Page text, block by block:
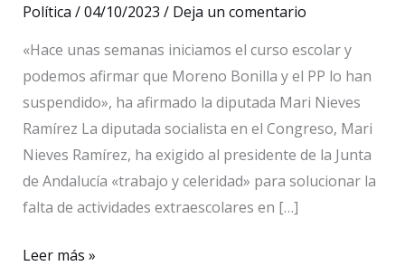
Política /04/10/2023 / Deja un comentario
«Hace unas semanas iniciamos el curso escolar y
podemos afirmar que Moreno Bonilla y el PP lo han
suspendido», ha afirmado la diputada Mari Nieves
Ramírez La diputada socialista en el Congreso, Mari
Nieves Ramírez, ha exigido al presidente de la Junta
de Andalucía «trabajo y celeridad» para solucionar la
falta de actividades extraescolares en […]
El
Leer más »